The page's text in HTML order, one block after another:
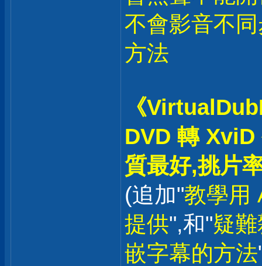
不會影音不
方法
《
DVD 轉
質最好,挑片
(追加"教學用
提供",和"疑
嵌字幕的方法